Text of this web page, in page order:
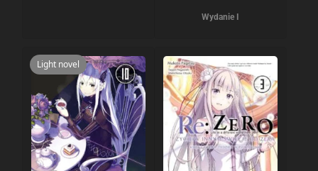
Wydanie I
Light novel